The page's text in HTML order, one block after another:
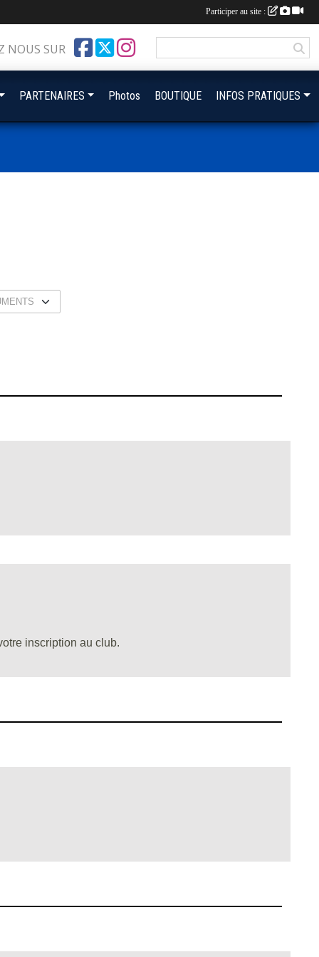
inscription au club.
NOUS SUR
PARTENAIRES Photos BOUTIQUE INFOS PRATIQUES
Participer au site :